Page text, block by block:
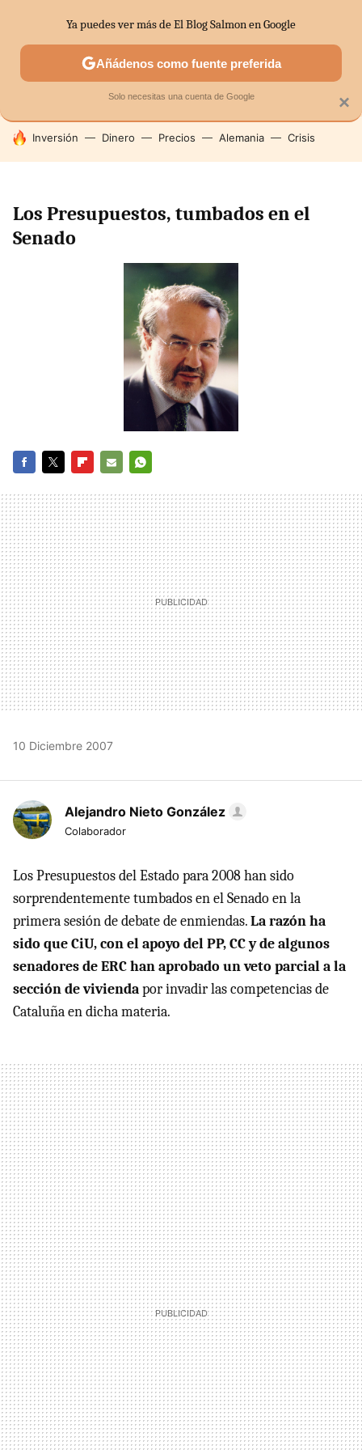
SECTORES ECONOMÍA DOMÉSTICA MERCADOS
HOY SE HABLA DE
Inversión Dinero Precios Alemania Crisis
Los Presupuestos, tumbados en el
Senado
MAIL
10 Diciembre 2007
Alejandro Nieto González
Colaborador
Los Presupuestos del Estado para 2008 han sido
sorprendentemente tumbados en el Senado en la
primera sesión de debate de enmiendas.La razón ha
sido que CiU, con el apoyo del PP, CC y de algunos
senadores de ERC han aprobado un veto parcial a la
sección de viviendapor invadir las competencias de
Cataluña en dicha materia.
×
Ya puedes ver más de El Blog Salmon en Google
Añádenos como fuente preferida
Solo necesitas una cuenta de Google